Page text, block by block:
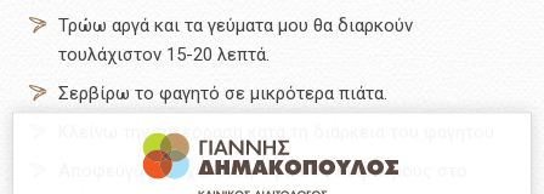
Τρώω αργά και τα γεύματα μου θα διαρκούν
τουλάχιστον 15-20 λεπτά.
Σερβίρω το φαγητό σε μικρότερα πιάτα.
Κλείνω την τηλεόραση κατά τη διάρκεια του φαγητού.
Αποφεύγω να έχω διατροφικούς πειρασμούς στο